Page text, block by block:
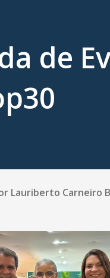
de
Lauriberto Carneiro